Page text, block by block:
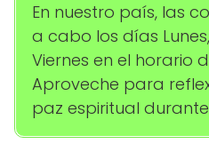
En nuestro país, las
a cabo los días
Viernes en el horario
Aproveche para
paz espiritual durante